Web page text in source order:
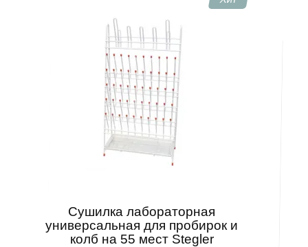
диагностики технологических процессов.
Где используется
Аппаратура востребована в исследовательских
центрах, клинических лабораториях и промышленных
НИОКР подразделениях для подготовки образцов.
При этом решения активно применяют в службах
контроля качества, где важен повторяемый и
контролируемый результат.
Чтобы купить Устройства для сушки посуды, уточните
Сушилка лабораторная
универсальная для пробирок и
колб на 55 мест Stegler